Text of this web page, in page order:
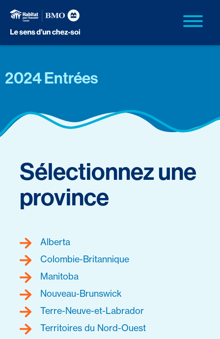
2024 Entrées
Sélectionnez une
province
Alberta
Colombie-Britannique
Manitoba
Nouveau-Brunswick
Terre-Neuve-et-Labrador
Territoires du Nord-Ouest